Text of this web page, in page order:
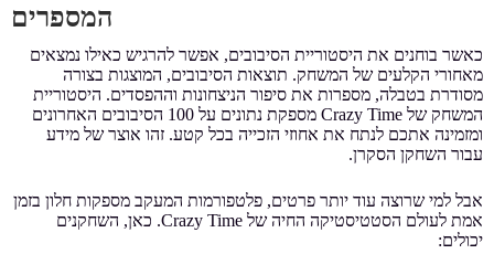
המספרים
כאשר בוחנים את היסטוריית הסיבובים, אפשר להרגיש כאילו נמצאים
מאחורי הקלעים של המשחק. תוצאות הסיבובים, המוצגות בצורה
מסודרת בטבלה, מספרות את סיפור הניצחונות וההפסדים. היסטוריית
המשחק של Crazy Time מספקת נתונים על 100 הסיבובים האחרונים
ומזמינה אתכם לנתח את אחוזי הזכייה בכל קטע. זהו אוצר של מידע
עבור השחקן הסקרן.
אבל למי שרוצה עוד יותר פרטים, פלטפורמות המעקב מספקות חלון בזמן
אמת לעולם הסטטיסטיקה החיה של Crazy Time. כאן, השחקנים
יכולים: